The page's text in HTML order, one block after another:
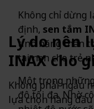
Không chỉ dừng
định, sen tắm
tính năng thân
tai nạn cho trẻ
Một trong
độ tối đa. Nhờ
Lý do nên
INAX cho
Không phải ngẫu
lựa chọn hàng